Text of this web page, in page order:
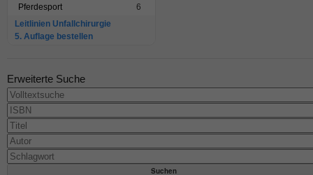
Pferdesport
6
Leitlinien Unfallchirurgie
5. Auflage bestellen
Erweiterte Suche